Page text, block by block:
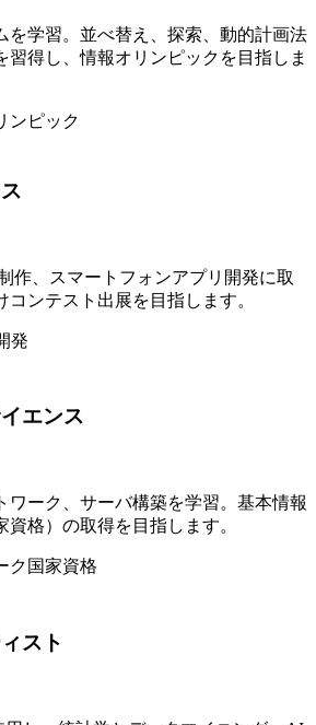
を学習。並べ替え、探索、動的計画法
習得し、情報オリンピックを目指しま
ンピック
作、スマートフォンアプリ開発に取
コンテスト出展を目指します。
発
エンス
ワーク、サーバ構築を学習。基本情報
格）の取得を目指します。
ク 国家資格
スト